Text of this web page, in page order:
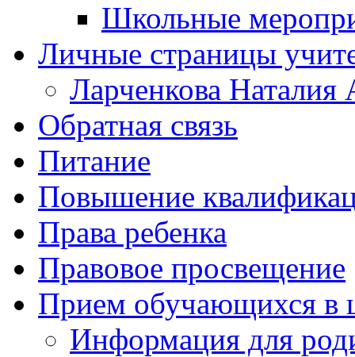
Школьные
Личные страницы
Ларченкова Наталия
Обратная связь
Питание
Повышение
Права ребенка
Правовое просвещение
Прием обучающихся в
Информация для